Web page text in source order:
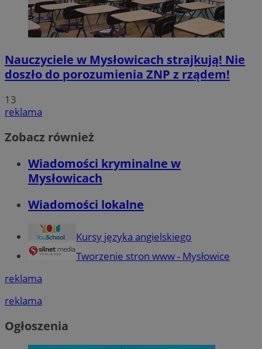
Nauczyciele w Mysłowicach strajkują! Nie
doszło do porozumienia ZNP z rządem!
13
reklama
Zobacz również
Wiadomości kryminalne w
Mysłowicach
Wiadomości lokalne
Kursy języka angielskiego
Tworzenie stron www - Mysłowice
reklama
reklama
Ogłoszenia